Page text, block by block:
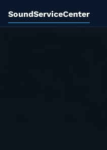
SoundServiceCenter